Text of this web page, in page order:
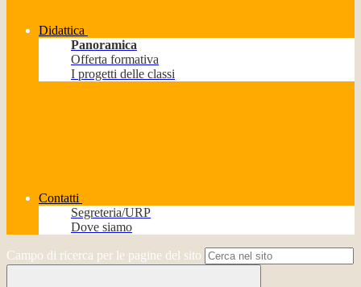
Didattica
Panoramica
Offerta formativa
I progetti delle classi
Contatti
Segreteria/URP
Dove siamo
Campo di ricerca per le pagine del sito